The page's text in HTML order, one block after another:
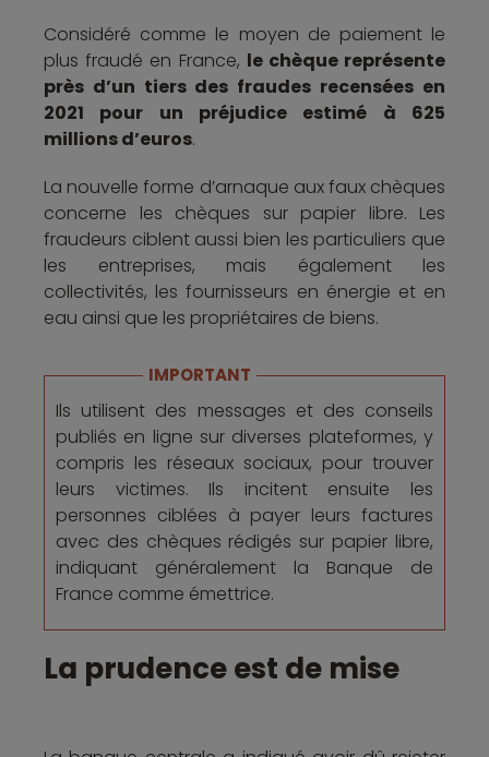
Considéré comme le moyen de paiement le
plus fraudé en France, le chèque représente
près d’un tiers des fraudes recensées en
2021 pour un préjudice estimé à 625
millions d’euros.
La nouvelle forme d’arnaque aux faux chèques
concerne les chèques sur papier libre. Les
fraudeurs ciblent aussi bien les particuliers que
les entreprises, mais également les
collectivités, les fournisseurs en énergie et en
eau ainsi que les propriétaires de biens.
IMPORTANT
Ils utilisent des messages et des conseils
publiés en ligne sur diverses plateformes, y
compris les réseaux sociaux, pour trouver
leurs victimes. Ils incitent ensuite les
personnes ciblées à payer leurs factures
avec des chèques rédigés sur papier libre,
indiquant généralement la Banque de
France comme émettrice.
La prudence est de mise